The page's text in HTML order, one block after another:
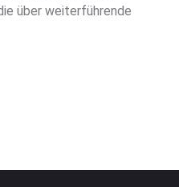
über weiterführende